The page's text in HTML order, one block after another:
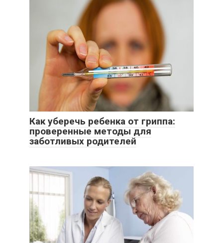
Как уберечь ребенка от гриппа:
проверенные методы для
заботливых родителей